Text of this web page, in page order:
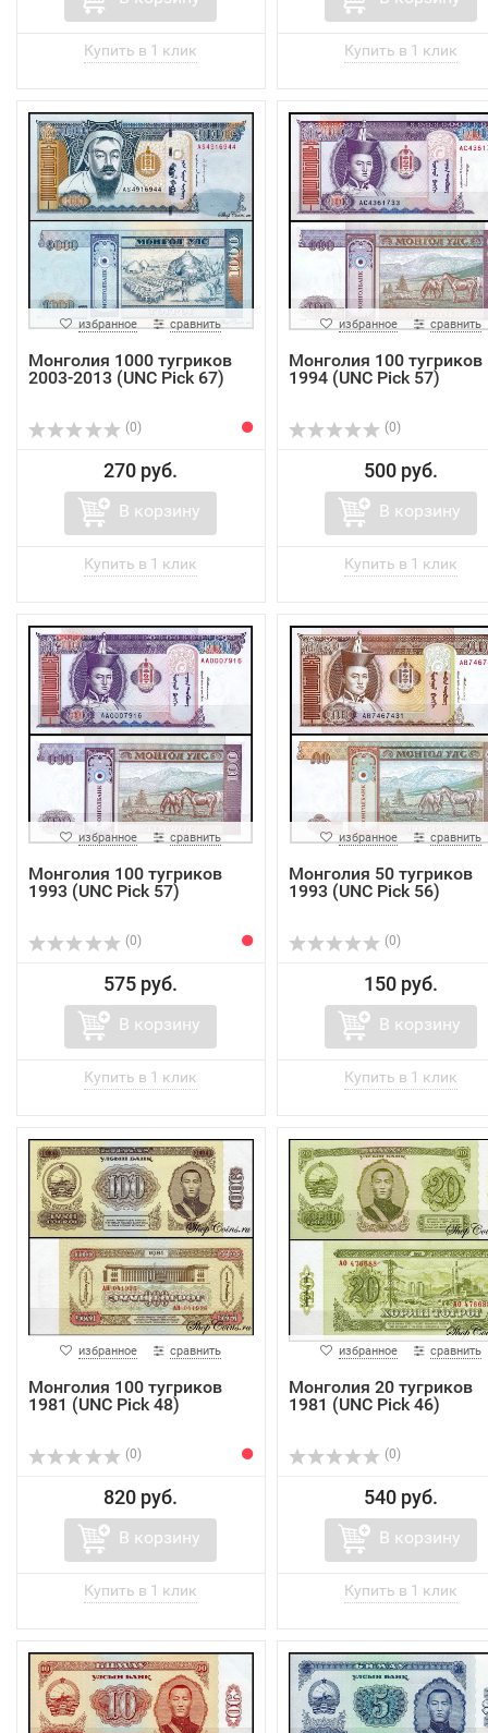
избранное сравнить
Монголия 1000 тугриков
2003-2013 (UNC Pick 67)
(0)
270 руб.
В корзину
избранное сравнить
Монголия 100 тугриков
1994 (UNC Pick 57)
(0)
500 руб.
В корзину
избранное сравнить
Монголия 100 тугриков
1993 (UNC Pick 57)
(0)
575 руб.
В корзину
избранное сравнить
Монголия 50 тугриков
1993 (UNC Pick 56)
(0)
150 руб.
В корзину
избранное сравнить
Монголия 100 тугриков
1981 (UNC Pick 48)
(0)
820 руб.
В корзину
избранное сравнить
Монголия 20 тугриков
1981 (UNC Pick 46)
(0)
540 руб.
В корзину